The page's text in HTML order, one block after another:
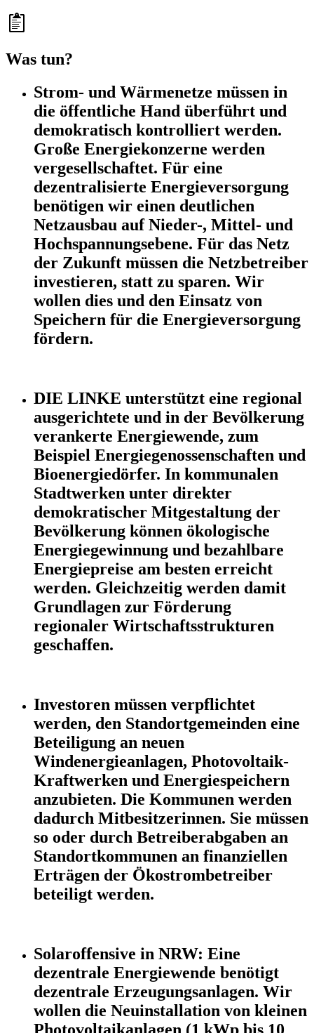
Was tun?
Strom- und Wärmenetze müssen in
die öffentliche Hand überführt und
demokratisch kontrolliert werden.
Große Energiekonzerne werden
vergesellschaftet. Für eine
dezentralisierte Energieversorgung
benötigen wir einen deutlichen
Netzausbau auf Nieder-, Mittel- und
Hochspannungsebene. Für das Netz
der Zukunft müssen die Netzbetreiber
investieren, statt zu sparen. Wir
wollen dies und den Einsatz von
Speichern für die Energieversorgung
fördern.
DIE LINKE unterstützt eine regional
ausgerichtete und in der Bevölkerung
verankerte Energiewende, zum
Beispiel Energiegenossenschaften und
Bioenergiedörfer. In kommunalen
Stadtwerken unter direkter
demokratischer Mitgestaltung der
Bevölkerung können ökologische
Energiegewinnung und bezahlbare
Energiepreise am besten erreicht
werden. Gleichzeitig werden damit
Grundlagen zur Förderung
regionaler Wirtschaftsstrukturen
geschaffen.
Investoren müssen verpflichtet
werden, den Standortgemeinden eine
Beteiligung an neuen
Windenergieanlagen, Photovoltaik-
Kraftwerken und Energiespeichern
anzubieten. Die Kommunen werden
dadurch Mitbesitzerinnen. Sie müssen
so oder durch Betreiberabgaben an
Standortkommunen an finanziellen
Erträgen der Ökostrombetreiber
beteiligt werden.
Solaroffensive in NRW: Eine
dezentrale Energiewende benötigt
dezentrale Erzeugungsanlagen. Wir
wollen die Neuinstallation von kleinen
Photovoltaikanlagen (1 kWp bis 10